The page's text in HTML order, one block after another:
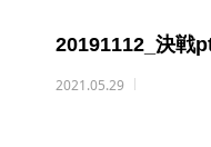
20191112_決戦
2021.05.29